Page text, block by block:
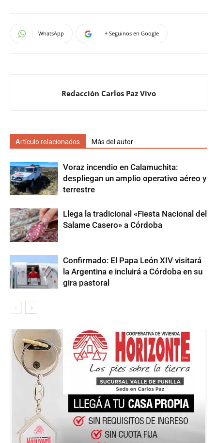
WhatsApp + Seguinos en Google
Redacción Carlos Paz Vivo
Artículo relacionados Más del autor
Voraz incendio en Calamuchita:
despliegan un amplio operativo aéreo y
terrestre
Llega la tradicional «Fiesta Nacional del
Salame Casero» a Córdoba
Confirmado: El Papa León XIV visitará
la Argentina e incluirá a Córdoba en su
gira pastoral